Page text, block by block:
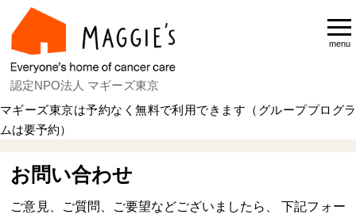
認定NPO法人 マギーズ東京
menu
マギーズ東京は予約なく無料で利用できます（グループプログラ
ムは要予約）
お問い合わせ
ご意見、ご質問、ご要望などございましたら、 下記フォー